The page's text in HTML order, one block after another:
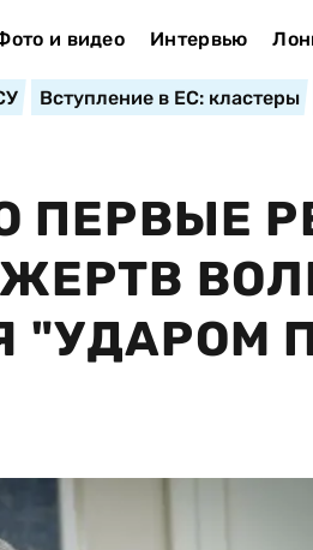
и видео Интервью
Вступление в ЕС: кластеры
ПЕРВЫЕ
"УДАРОМ